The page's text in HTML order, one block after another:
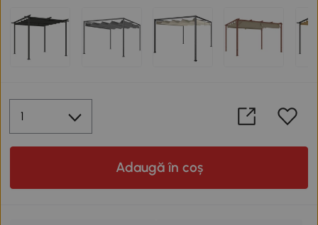
Adaugă în coș